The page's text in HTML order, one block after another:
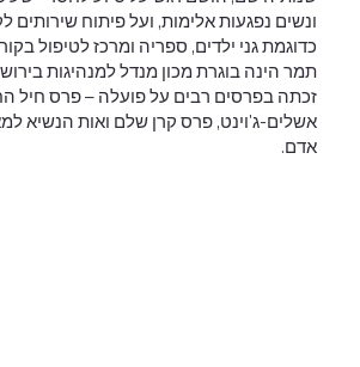
ונשים נפגעות אלימות, ועל פיתוח שירותים
כדוגמת גני ילדים, ספריה ומרכז לטיפול
תמר הינה בוגרת מכון מנדל למנהיגות
זכתה בפרסים רבים על פועלה – פרס חיל
אשלים-ג'וינט, פרס קרן שלם ואות הנשיא
אדם.